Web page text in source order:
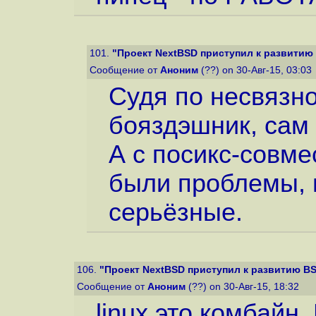
101. "Проект NextBSD приступил к
Сообщение от Аноним (??) on 30-Авг-15, 03:03
Судя по
бояздэшник,
А с посикс-
были проблемы,
серьёзные.
106. "Проект NextBSD приступил к развитию
Сообщение от Аноним (??) on 30-Авг-15, 18:32